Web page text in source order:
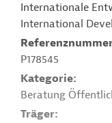
Internationale
International
P178545
Kategorie
Beratung
Träger